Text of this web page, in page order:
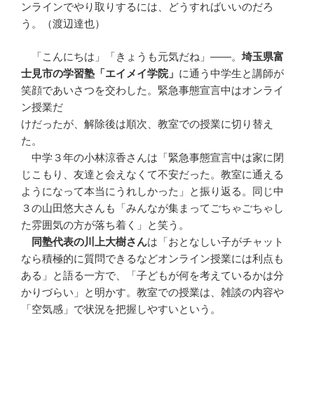
ンラインでやり取りするには、どうすればいいのだろ
う。（渡辺達也）
「こんにちは」「きょうも元気だね」――。 埼玉県富
士見市の学習塾「エイメイ学院」 に通う中学生と講師が
笑顔であいさつを交わした。緊急事態宣言中はオンライ
ン授業だ
けだったが、解除後は順次、教室での授業に切り替え
た。
中学３年の小林涼香さんは「緊急事態宣言中は家に閉
じこもり、友達と会えなくて不安だった。教室に通える
ようになって本当にうれしかった」と振り返る。同じ中
３の山田悠大さんも「みんなが集まってごちゃごちゃし
た雰囲気の方が落ち着く」と笑う。
同塾代表の川上大樹さんは「おとなしい子がチャット
なら積極的に質問できるなどオンライン授業には利点も
ある」と語る一方で、「子どもが何を考えているかは分
かりづらい」と明かす。教室での授業は、雑談の内容や
「空気感」で状況を把握しやすいという。